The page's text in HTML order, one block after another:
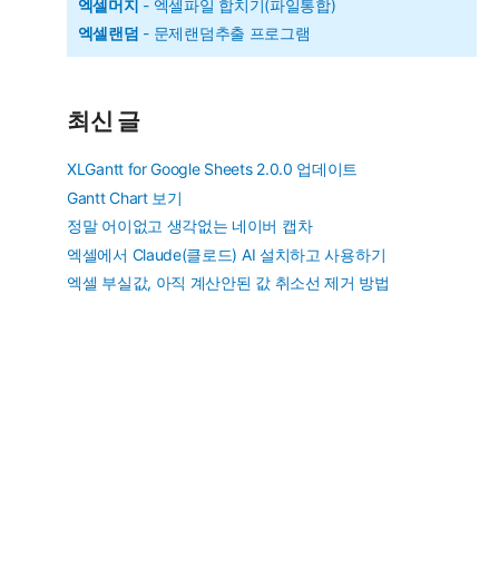
엑셀머지 - 엑셀파일 합치기(파일통합)
엑셀랜덤 - 문제랜덤추출 프로그램
최신 글
XLGantt for Google Sheets 2.0.0 업데이트
Gantt Chart 보기
정말 어이없고 생각없는 네이버 캡차
엑셀에서 Claude(클로드) AI 설치하고 사용하기
엑셀 부실값, 아직 계산안된 값 취소선 제거 방법